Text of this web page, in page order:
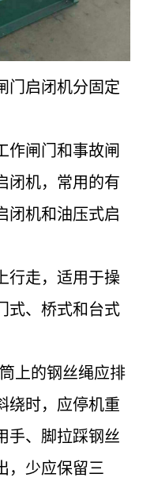
门启闭机分固定
作闸门和事故闸
闭机，常用的有
闭机和油压式启
行走，适用于操
式、桥式和台式
上的钢丝绳应排
绕时，应停机重
手、脚拉踩钢丝
，少应保留三